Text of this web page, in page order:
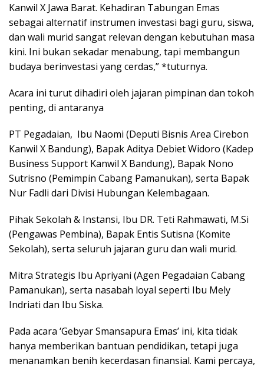
Kanwil X Jawa Barat. Kehadiran Tabungan Emas
sebagai alternatif instrumen investasi bagi guru, siswa,
dan wali murid sangat relevan dengan kebutuhan masa
kini. Ini bukan sekadar menabung, tapi membangun
budaya berinvestasi yang cerdas,” *tuturnya.
Acara ini turut dihadiri oleh jajaran pimpinan dan tokoh
penting, di antaranya
PT Pegadaian, Ibu Naomi (Deputi Bisnis Area Cirebon
Kanwil X Bandung), Bapak Aditya Debiet Widoro (Kadep
Business Support Kanwil X Bandung), Bapak Nono
Sutrisno (Pemimpin Cabang Pamanukan), serta Bapak
Nur Fadli dari Divisi Hubungan Kelembagaan.
Pihak Sekolah & Instansi, Ibu DR. Teti Rahmawati, M.Si
(Pengawas Pembina), Bapak Entis Sutisna (Komite
Sekolah), serta seluruh jajaran guru dan wali murid.
Mitra Strategis Ibu Apriyani (Agen Pegadaian Cabang
Pamanukan), serta nasabah loyal seperti Ibu Mely
Indriati dan Ibu Siska.
Pada acara ‘Gebyar Smansapura Emas’ ini, kita tidak
hanya memberikan bantuan pendidikan, tetapi juga
menanamkan benih kecerdasan finansial. Kami percaya,